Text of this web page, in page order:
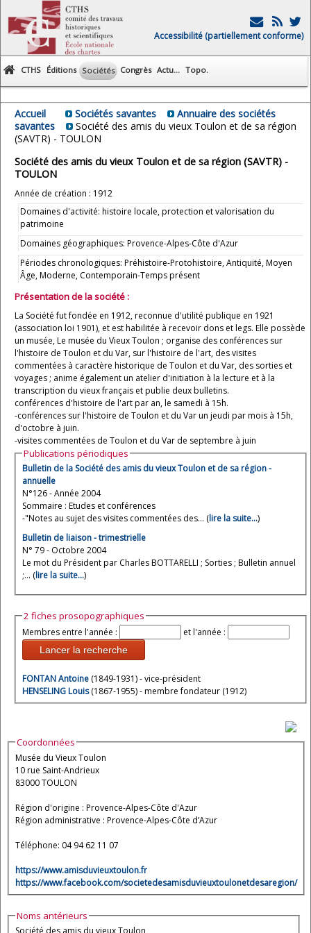
Accessibilité (partiellement conforme)
CTHS Éditions Sociétés Congrès Actu... Topo.
Accueil Sociétés savantes
Annuaire des sociétés
savantes
Société des amis du vieux Toulon et de sa région
(SAVTR) - TOULON
Société des amis du vieux Toulon et de sa région (SAVTR) -
TOULON
Année de création : 1912
Domaines d'activité: histoire locale, protection et valorisation du
patrimoine
Domaines géographiques: Provence-Alpes-Côte d'Azur
Périodes chronologiques: Préhistoire-Protohistoire, Antiquité, Moyen
Âge, Moderne, Contemporain-Temps présent
Présentation de la société :
La Société fut fondée en 1912, reconnue d'utilité publique en 1921
(association loi 1901), et est habilitée à recevoir dons et legs. Elle possède
un musée, Le musée du Vieux Toulon ; organise des conférences sur
l'histoire de Toulon et du Var, sur l'histoire de l'art, des visites
commentées à caractère historique de Toulon et du Var, des sorties et
voyages ; anime également un atelier d'initiation à la lecture et à la
transcription du vieux français et publie deux bulletins.
conférences d'histoire de l'art par an, le samedi à 15h.
-conférences sur l'histoire de Toulon et du Var un jeudi par mois à 15h,
d'octobre à juin.
-visites commentées de Toulon et du Var de septembre à juin
Publications périodiques
Bulletin de la Société des amis du vieux Toulon et de sa région -
annuelle
N°126 - Année 2004
Sommaire : Etudes et conférences
-"Notes au sujet des visites commentées des... (lire la suite…)
Bulletin de liaison - trimestrielle
N° 79 - Octobre 2004
Le mot du Président par Charles BOTTARELLI ; Sorties ; Bulletin annuel
;... (lire la suite…)
2 fiches prosopographiques
Membres entre l'année : et l'année :
Lancer la recherche
FONTAN Antoine (1849-1931) - vice-président
HENSELING Louis(1867-1955) - membre fondateur (1912)
Coordonnées
Musée du Vieux Toulon
10 rue Saint-Andrieux
83000 TOULON
Région d'origine : Provence-Alpes-Côte d'Azur
Région administrative : Provence-Alpes-Côte d’Azur
Téléphone: 04 94 62 11 07
https://www.amisduvieuxtoulon.fr
https://www.facebook.com/societedesamisduvieuxtoulonetdesaregion/
Noms antérieurs